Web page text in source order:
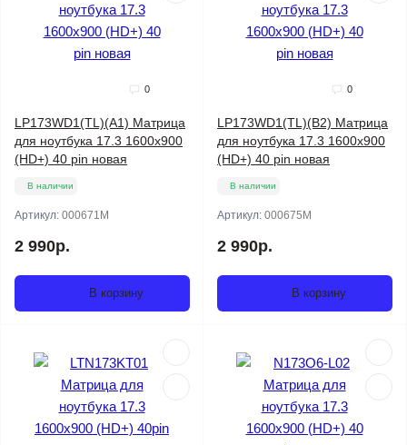
0
LP173WD1(TL)(A1) Матрица
для ноутбука 17.3 1600x900
(HD+) 40 pin новая
В наличии
Артикул: 000671M
2 990р.
В корзину
0
LP173WD1(TL)(B2) Матрица
для ноутбука 17.3 1600x900
(HD+) 40 pin новая
В наличии
Артикул: 000675M
2 990р.
В корзину